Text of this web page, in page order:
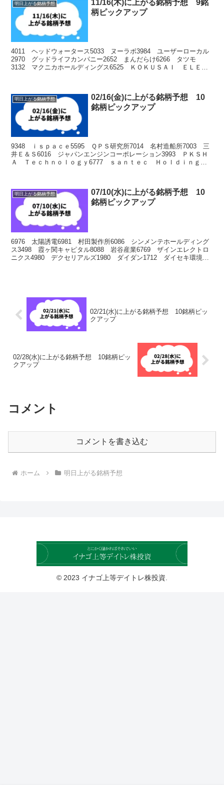
明日上がる銘柄予想
11/16(木)に上がる銘柄予想 9銘
柄ピックアップ
4011 ヘッドウォータース5033 ヌーラボ3984 ユーザーローカル
2970 グッドライフカンパニー2652 まんだらけ6266 タツモ
3132 マクニカホールディングス6525 ＫＯＫＵＳＡＩ ＥＬＥＣ
明日上がる銘柄予想
02/16(金)に上がる銘柄予想 10
銘柄ピックアップ
9348 ｉｓｐａｃｅ5595 ＱＰＳ研究所7014 名村造船所7003 三
井Ｅ＆Ｓ6016 ジャパンエンジンコーポレーション3993 ＰＫＳＨ
Ａ Ｔｅｃｈｎｏｌｏｇｙ6777 ｓａｎｔｅｃ Ｈｏｌｄｉｎｇｓ
明日上がる銘柄予想
07/10(水)に上がる銘柄予想 10
銘柄ピックアップ
6976 太陽誘電6981 村田製作所6086 シンメンテホールディング
ス3498 霞ヶ関キャピタル8088 岩谷産業6769 ザインエレクトロ
ニクス4980 デクセリアルズ1980 ダイダン1712 ダイセキ環境ソ
02/21(水)に上がる銘柄予想 10銘柄ピッ
クアップ
02/28(水)に上がる銘柄予想 10銘柄ピッ
クアップ
コメント
コメントを書き込む
ホーム 明日上がる銘柄予想
© 2023 イナゴ上等デイトレ株投資.